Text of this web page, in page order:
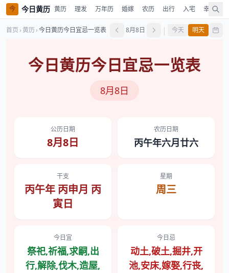
今 今日黄历 黄历 理发 万年历 婚嫁 农历 出行 入宅 幸运色
首页 ›黄历›今日黄历今日宜忌一览表 8月8日 | 今天 明天
今日黄历今日宜忌一览表
8月8日
公历日期
8月8日
农历日期
丙午年六月廿六
干支
丙午年 丙申月 丙
寅日
星期
周三
今日宜
祭祀,祈福,求嗣,出
行,解除,伐木,造屋,
今日忌
动土,破土,掘井,开
池,安床,嫁娶,行丧,